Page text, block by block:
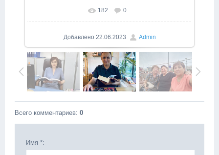
182 0
Добавлено 22.06.2023 Admin
Всего комментариев: 0
Имя *: